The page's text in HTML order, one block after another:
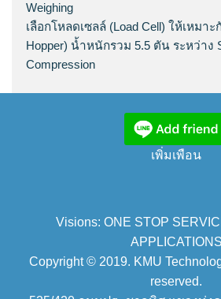
Weighing
เลือกโหลดเซลล์ (Load Cell) ให้เหมา
Hopper) น้ำหนักรวม 5.5 ตัน ระหว่าง
Compression
เพิ่มเพือน
Visions: ONE STOP
APPLICATIONS
Copyright © 2019. KMU
reserved.